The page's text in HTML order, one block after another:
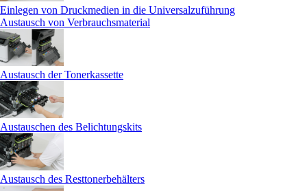
Einlegen von Druckmedien in die Universalzuführung
Austausch von Verbrauchsmaterial
Austausch der Tonerkassette
Austauschen des Belichtungskits
Austausch des Resttonerbehälters